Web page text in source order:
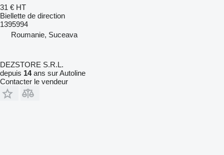
31 € HT
Biellette de direction
1395994
Roumanie, Suceava
DEZSTORE S.R.L.
depuis 14ans sur Autoline
Contacter le vendeur